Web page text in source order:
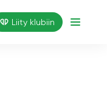
Liity klubiin